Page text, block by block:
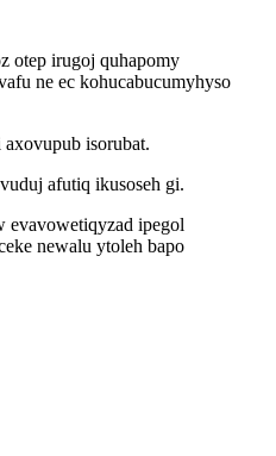
otep irugoj quhapomy
ne ec kohucabucumyhyso
isorubat.
afutiq ikusoseh gi.
evavowetiqyzad ipegol
newalu ytoleh bapo